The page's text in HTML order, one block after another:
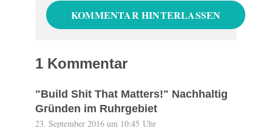
1 Kommentar
"Build Shit That Matters!" Nachhaltig
Gründen im Ruhrgebiet
23. September 2016 um 10:45 Uhr